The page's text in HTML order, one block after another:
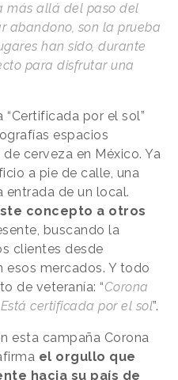
más allá del paso del
abandono, son la prueba
han sido, durante
para disfrutar una
por el sol”
espacios
cerveza en México. Ya
a pie de calle, una
entrada de un local.
concepto a otros
buscando la
clientes desde
esos mercados. Y todo
de veteranía: “Corona
certificada por el sol”.
esta campaña Corona
el orgullo que
hacia su país de